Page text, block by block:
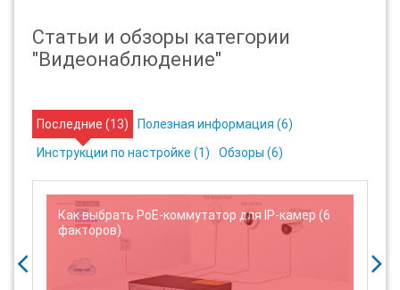
Статьи и обзоры категории
"Видеонаблюдение"
Последние (13) Полезная информация (6)
Инструкции по настройке (1) Обзоры (6)
Как выбрать PoE-коммутатор для IP-камер (6
факторов)